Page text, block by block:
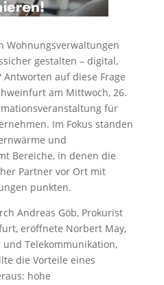
Wohnungsverwaltungen
gestalten – digital,
auf diese Frage
am Mittwoch, 26.
für
Im Fokus standen
und
Bereiche, in denen die
Partner vor Ort mit
punkten.
Andreas Göb, Prokurist
eröffnete Norbert May,
Telekommunikation,
die Vorteile eines
hohe